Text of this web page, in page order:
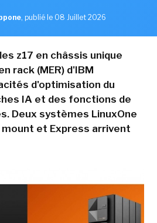
, publié le 08 Juillet 2026
z17 en châssis unique
rack (MER) d'IBM
d'optimisation du
IA et des fonctions de
Deux systèmes LinuxOne
et Express arrivent